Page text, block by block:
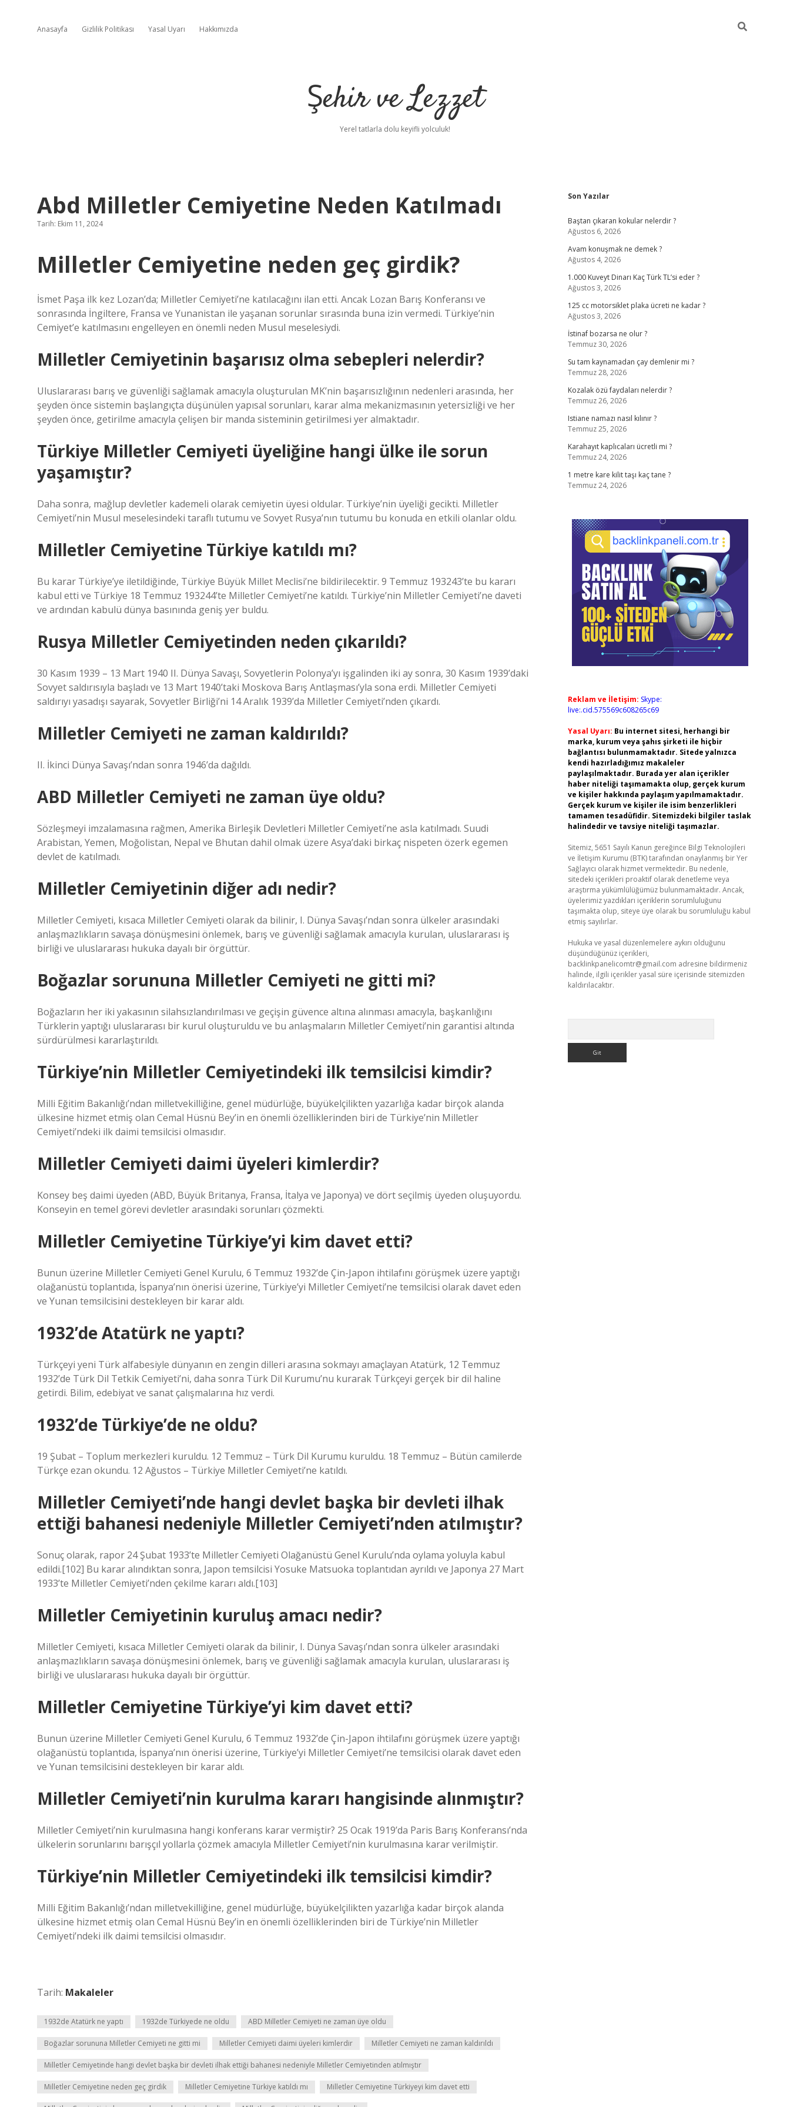
Anasayfa Gizlilik Politikası Yasal Uyarı Hakkımızda
Şehir ve Lezzet
Yerel tatlarla dolu keyifli yolculuk!
Abd Milletler Cemiyetine Neden Katılmadı
Tarih: Ekim 11, 2024
Milletler Cemiyetine neden geç girdik?
İsmet Paşa ilk kez Lozan’da; Milletler Cemiyeti’ne katılacağını ilan etti. Ancak Lozan Barış Konferansı ve
sonrasında İngiltere, Fransa ve Yunanistan ile yaşanan sorunlar sırasında buna izin vermedi. Türkiye’nin
Cemiyet’e katılmasını engelleyen en önemli neden Musul meselesiydi.
Milletler Cemiyetinin başarısız olma sebepleri nelerdir?
Uluslararası barış ve güvenliği sağlamak amacıyla oluşturulan MK’nin başarısızlığının nedenleri arasında, her
şeyden önce sistemin başlangıçta düşünülen yapısal sorunları, karar alma mekanizmasının yetersizliği ve her
şeyden önce, getirilme amacıyla çelişen bir manda sisteminin getirilmesi yer almaktadır.
Türkiye Milletler Cemiyeti üyeliğine hangi ülke ile sorun
yaşamıştır?
Daha sonra, mağlup devletler kademeli olarak cemiyetin üyesi oldular. Türkiye’nin üyeliği gecikti. Milletler
Cemiyeti’nin Musul meselesindeki taraflı tutumu ve Sovyet Rusya’nın tutumu bu konuda en etkili olanlar oldu.
Milletler Cemiyetine Türkiye katıldı mı?
Bu karar Türkiye’ye iletildiğinde, Türkiye Büyük Millet Meclisi’ne bildirilecektir. 9 Temmuz 193243’te bu kararı
kabul etti ve Türkiye 18 Temmuz 193244’te Milletler Cemiyeti’ne katıldı. Türkiye’nin Milletler Cemiyeti’ne daveti
ve ardından kabulü dünya basınında geniş yer buldu.
Rusya Milletler Cemiyetinden neden çıkarıldı?
30 Kasım 1939 – 13 Mart 1940 II. Dünya Savaşı, Sovyetlerin Polonya’yı işgalinden iki ay sonra, 30 Kasım 1939’daki
Sovyet saldırısıyla başladı ve 13 Mart 1940’taki Moskova Barış Antlaşması’yla sona erdi. Milletler Cemiyeti
saldırıyı yasadışı sayarak, Sovyetler Birliği’ni 14 Aralık 1939’da Milletler Cemiyeti’nden çıkardı.
Milletler Cemiyeti ne zaman kaldırıldı?
II. İkinci Dünya Savaşı’ndan sonra 1946’da dağıldı.
ABD Milletler Cemiyeti ne zaman üye oldu?
Sözleşmeyi imzalamasına rağmen, Amerika Birleşik Devletleri Milletler Cemiyeti’ne asla katılmadı. Suudi
Arabistan, Yemen, Moğolistan, Nepal ve Bhutan dahil olmak üzere Asya’daki birkaç nispeten özerk egemen
devlet de katılmadı.
Milletler Cemiyetinin diğer adı nedir?
Milletler Cemiyeti, kısaca Milletler Cemiyeti olarak da bilinir, I. Dünya Savaşı’ndan sonra ülkeler arasındaki
anlaşmazlıkların savaşa dönüşmesini önlemek, barış ve güvenliği sağlamak amacıyla kurulan, uluslararası iş
birliği ve uluslararası hukuka dayalı bir örgüttür.
Boğazlar sorununa Milletler Cemiyeti ne gitti mi?
Boğazların her iki yakasının silahsızlandırılması ve geçişin güvence altına alınması amacıyla, başkanlığını
Türklerin yaptığı uluslararası bir kurul oluşturuldu ve bu anlaşmaların Milletler Cemiyeti’nin garantisi altında
sürdürülmesi kararlaştırıldı.
Türkiye’nin Milletler Cemiyetindeki ilk temsilcisi kimdir?
Milli Eğitim Bakanlığı’ndan milletvekilliğine, genel müdürlüğe, büyükelçilikten yazarlığa kadar birçok alanda
ülkesine hizmet etmiş olan Cemal Hüsnü Bey’in en önemli özelliklerinden biri de Türkiye’nin Milletler
Cemiyeti’ndeki ilk daimi temsilcisi olmasıdır.
Milletler Cemiyeti daimi üyeleri kimlerdir?
Konsey beş daimi üyeden (ABD, Büyük Britanya, Fransa, İtalya ve Japonya) ve dört seçilmiş üyeden oluşuyordu.
Konseyin en temel görevi devletler arasındaki sorunları çözmekti.
Milletler Cemiyetine Türkiye’yi kim davet etti?
Bunun üzerine Milletler Cemiyeti Genel Kurulu, 6 Temmuz 1932’de Çin-Japon ihtilafını görüşmek üzere yaptığı
olağanüstü toplantıda, İspanya’nın önerisi üzerine, Türkiye’yi Milletler Cemiyeti’ne temsilcisi olarak davet eden
ve Yunan temsilcisini destekleyen bir karar aldı.
1932’de Atatürk ne yaptı?
Türkçeyi yeni Türk alfabesiyle dünyanın en zengin dilleri arasına sokmayı amaçlayan Atatürk, 12 Temmuz
1932’de Türk Dil Tetkik Cemiyeti’ni, daha sonra Türk Dil Kurumu’nu kurarak Türkçeyi gerçek bir dil haline
getirdi. Bilim, edebiyat ve sanat çalışmalarına hız verdi.
1932’de Türkiye’de ne oldu?
19 Şubat – Toplum merkezleri kuruldu. 12 Temmuz – Türk Dil Kurumu kuruldu. 18 Temmuz – Bütün camilerde
Türkçe ezan okundu. 12 Ağustos – Türkiye Milletler Cemiyeti’ne katıldı.
Milletler Cemiyeti’nde hangi devlet başka bir devleti ilhak
ettiği bahanesi nedeniyle Milletler Cemiyeti’nden atılmıştır?
Sonuç olarak, rapor 24 Şubat 1933’te Milletler Cemiyeti Olağanüstü Genel Kurulu’nda oylama yoluyla kabul
edildi.[102] Bu karar alındıktan sonra, Japon temsilcisi Yosuke Matsuoka toplantıdan ayrıldı ve Japonya 27 Mart
1933’te Milletler Cemiyeti’nden çekilme kararı aldı.[103]
Milletler Cemiyetinin kuruluş amacı nedir?
Milletler Cemiyeti, kısaca Milletler Cemiyeti olarak da bilinir, I. Dünya Savaşı’ndan sonra ülkeler arasındaki
anlaşmazlıkların savaşa dönüşmesini önlemek, barış ve güvenliği sağlamak amacıyla kurulan, uluslararası iş
birliği ve uluslararası hukuka dayalı bir örgüttür.
Milletler Cemiyetine Türkiye’yi kim davet etti?
Bunun üzerine Milletler Cemiyeti Genel Kurulu, 6 Temmuz 1932’de Çin-Japon ihtilafını görüşmek üzere yaptığı
olağanüstü toplantıda, İspanya’nın önerisi üzerine, Türkiye’yi Milletler Cemiyeti’ne temsilcisi olarak davet eden
ve Yunan temsilcisini destekleyen bir karar aldı.
Milletler Cemiyeti’nin kurulma kararı hangisinde alınmıştır?
Milletler Cemiyeti’nin kurulmasına hangi konferans karar vermiştir? 25 Ocak 1919’da Paris Barış Konferansı’nda
ülkelerin sorunlarını barışçıl yollarla çözmek amacıyla Milletler Cemiyeti’nin kurulmasına karar verilmiştir.
Türkiye’nin Milletler Cemiyetindeki ilk temsilcisi kimdir?
Milli Eğitim Bakanlığı’ndan milletvekilliğine, genel müdürlüğe, büyükelçilikten yazarlığa kadar birçok alanda
ülkesine hizmet etmiş olan Cemal Hüsnü Bey’in en önemli özelliklerinden biri de Türkiye’nin Milletler
Cemiyeti’ndeki ilk daimi temsilcisi olmasıdır.
Tarih: Makaleler
1932de Atatürk ne yaptı 1932de Türkiyede ne oldu ABD Milletler Cemiyeti ne zaman üye oldu
Boğazlar sorununa Milletler Cemiyeti ne gitti mi Milletler Cemiyeti daimi üyeleri kimlerdir Milletler Cemiyeti ne zaman kaldırıldı
Milletler Cemiyetinde hangi devlet başka bir devleti ilhak ettiği bahanesi nedeniyle Milletler Cemiyetinden atılmıştır
Milletler Cemiyetine neden geç girdik Milletler Cemiyetine Türkiye katıldı mı Milletler Cemiyetine Türkiyeyi kim davet etti
Sidebar
Son Yazılar
Baştan çıkaran kokular nelerdir ?
Ağustos 6, 2026
Avam konuşmak ne demek ?
Ağustos 4, 2026
1.000 Kuveyt Dinarı Kaç Türk TL’si eder ?
Ağustos 3, 2026
125 cc motorsiklet plaka ücreti ne kadar ?
Ağustos 3, 2026
İstinaf bozarsa ne olur ?
Temmuz 30, 2026
Su tam kaynamadan çay demlenir mi ?
Temmuz 28, 2026
Kozalak özü faydaları nelerdir ?
Temmuz 26, 2026
Istiane namazı nasıl kılınır ?
Temmuz 25, 2026
Karahayıt kaplıcaları ücretli mi ?
Temmuz 24, 2026
1 metre kare kilit taşı kaç tane ?
Temmuz 24, 2026
Reklam ve İletişim: Skype:
live:.cid.575569c608265c69
Yasal Uyarı: Bu internet sitesi, herhangi bir
marka, kurum veya şahıs şirketi ile hiçbir
bağlantısı bulunmamaktadır. Sitede yalnızca
kendi hazırladığımız makaleler
paylaşılmaktadır. Burada yer alan içerikler
haber niteliği taşımamakta olup, gerçek kurum
ve kişiler hakkında paylaşım yapılmamaktadır.
Gerçek kurum ve kişiler ile isim benzerlikleri
tamamen tesadüfidir. Sitemizdeki bilgiler taslak
halindedir ve tavsiye niteliği taşımazlar.
Sitemiz, 5651 Sayılı Kanun gereğince Bilgi Teknolojileri
ve İletişim Kurumu (BTK) tarafından onaylanmış bir Yer
Sağlayıcı olarak hizmet vermektedir. Bu nedenle,
sitedeki içerikleri proaktif olarak denetleme veya
araştırma yükümlülüğümüz bulunmamaktadır. Ancak,
üyelerimiz yazdıkları içeriklerin sorumluluğunu
taşımakta olup, siteye üye olarak bu sorumluluğu kabul
etmiş sayılırlar.
Hukuka ve yasal düzenlemelere aykırı olduğunu
düşündüğünüz içerikleri,
backlinkpanelicomtr@gmail.com adresine bildirmeniz
halinde, ilgili içerikler yasal süre içerisinde sitemizden
kaldırılacaktır.